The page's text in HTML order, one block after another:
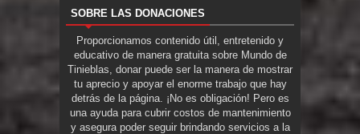
SOBRE LAS DONACIONES
Proporcionamos contenido útil, entretenido y
educativo de manera gratuita sobre Mundo de
Tinieblas, donar puede ser la manera de mostrar
tu aprecio y apoyar el enorme trabajo que hay
detrás de la página. ¡No es obligación! Pero es
una ayuda para cubrir costos de mantenimiento
y asegura poder seguir brindando servicios a la